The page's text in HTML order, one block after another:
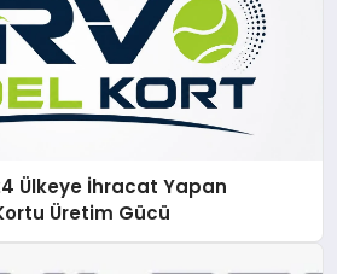
Ülkeye İhracat Yapan
Üretim Gücü